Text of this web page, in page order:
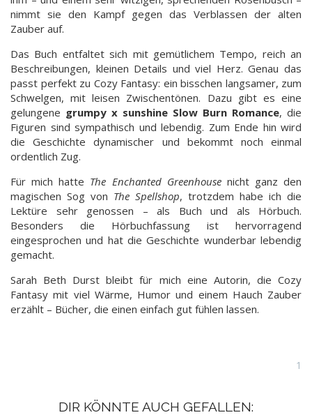
nimmt sie den Kampf gegen das Verblassen der alten
Zauber auf.
Das Buch entfaltet sich mit gemütlichem Tempo, reich an
Beschreibungen, kleinen Details und viel Herz. Genau das
passt perfekt zu Cozy Fantasy: ein bisschen langsamer, zum
Schwelgen, mit leisen Zwischentönen. Dazu gibt es eine
gelungene grumpy x sunshine Slow Burn Romance, die
Figuren sind sympathisch und lebendig. Zum Ende hin wird
die Geschichte dynamischer und bekommt noch einmal
ordentlich Zug.
Für mich hatte The Enchanted Greenhousenicht ganz den
magischen Sog von The Spellshop, trotzdem habe ich die
Lektüre sehr genossen – als Buch und als Hörbuch.
Besonders die Hörbuchfassung ist hervorragend
eingesprochen und hat die Geschichte wunderbar lebendig
gemacht.
Sarah Beth Durst bleibt für mich eine Autorin, die Cozy
Fantasy mit viel Wärme, Humor und einem Hauch Zauber
erzählt – Bücher, die einen einfach gut fühlen lassen.
1
DIR KÖNNTE AUCH GEFALLEN: